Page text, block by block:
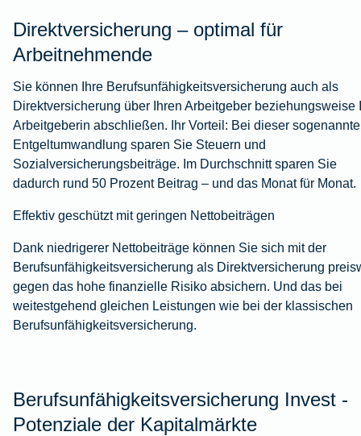
Direktversicherung – optimal für
Arbeitnehmende
Sie können Ihre Berufsunfähigkeitsversicherung auch als
Direktversicherung über Ihren Arbeitgeber beziehungsweise
Arbeitgeberin abschließen. Ihr Vorteil: Bei dieser
Entgeltumwandlung sparen Sie Steuern und
Sozialversicherungsbeiträge. Im Durchschnitt sparen Sie
dadurch rund 50 Prozent Beitrag – und das Monat für Monat.
Effektiv geschützt mit geringen Nettobeiträgen
Dank niedrigerer Nettobeiträge können Sie sich mit der
Berufsunfähigkeitsversicherung als Direktversicherung
gegen das hohe finanzielle Risiko absichern. Und das bei
weitestgehend gleichen Leistungen wie bei der klassischen
Berufsunfähigkeitsversicherung.
Berufsunfähigkeitsversicherung Invest -
Potenziale der Kapitalmärkte